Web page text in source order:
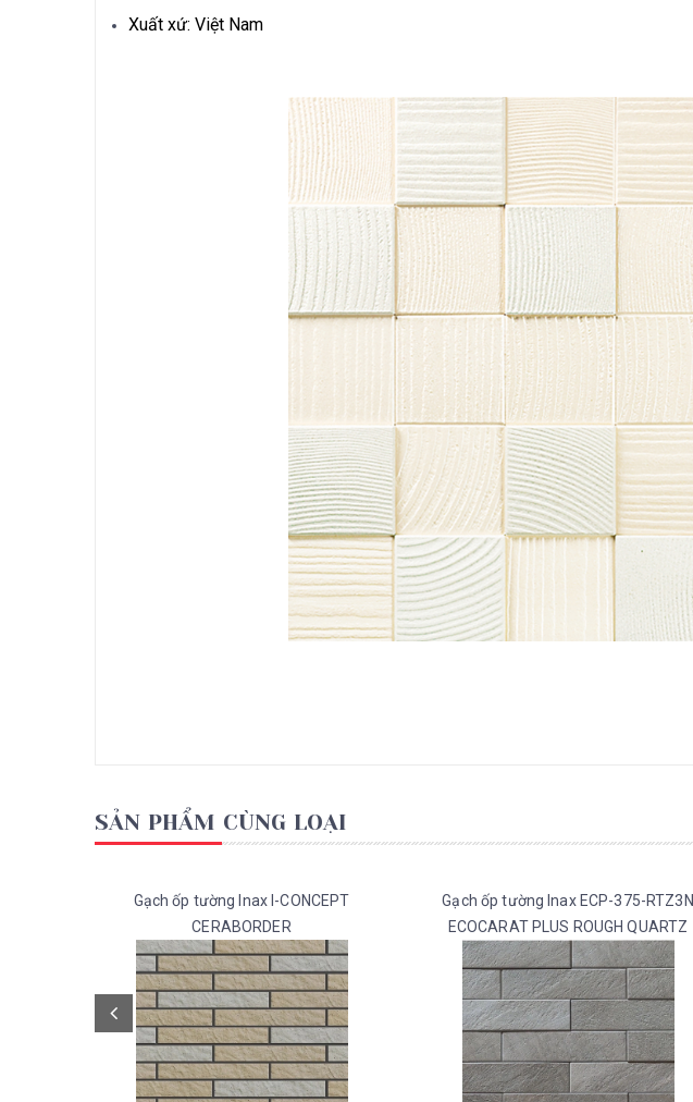
Xuất xứ: Việt Nam
SẢN PHẨM CÙNG LOẠI
Gạch ốp tường Inax I-CONCEPT
CERABORDER
Gạch ốp tường Inax ECP-375-RTZ3N
ECOCARAT PLUS ROUGH QUARTZ